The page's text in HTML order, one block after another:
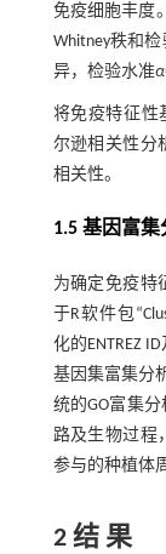
免疫细胞丰度
Whitney秩和
异，检验水准α
将免疫特征性
尔逊相关性分
相关性。
1.5 基因富集
为确定免疫特
于R软件包
化的ENTREZ
基因集富集分
统的GO富集
路及生物过程
参与的种植体
2 结 果